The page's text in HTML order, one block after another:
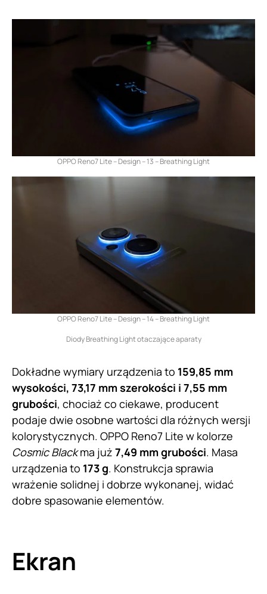
OPPO Reno7 Lite – Design – 13 – Breathing Light
OPPO Reno7 Lite – Design – 14 – Breathing Light
Diody Breathing Light otaczające aparaty
Dokładne wymiary urządzenia to 159,85 mm
wysokości, 73,17 mm szerokości i 7,55 mm
grubości, chociaż co ciekawe, producent
podaje dwie osobne wartości dla różnych wersji
kolorystycznych. OPPO Reno7 Lite w kolorze
Cosmic Blackma już 7,49 mm grubości. Masa
urządzenia to 173 g. Konstrukcja sprawia
wrażenie solidnej i dobrze wykonanej, widać
dobre spasowanie elementów.
Ekran